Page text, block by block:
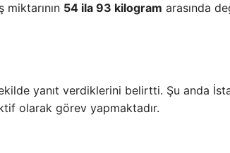
miktarının 54 ila 93 kilogram arasında
yanıt verdiklerini belirtti. Şu anda
olarak görev yapmaktadır.